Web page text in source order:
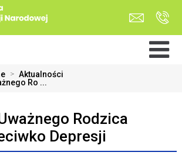
> Aktualności
Ro ...
Rodzica
Depresji